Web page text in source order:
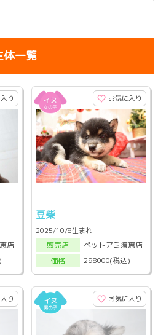
体一覧
り
店
お気に入り
豆柴
2025/10/8生まれ
販売店
ペットアミ須恵店
価格
298000(税込)
り お気に入り